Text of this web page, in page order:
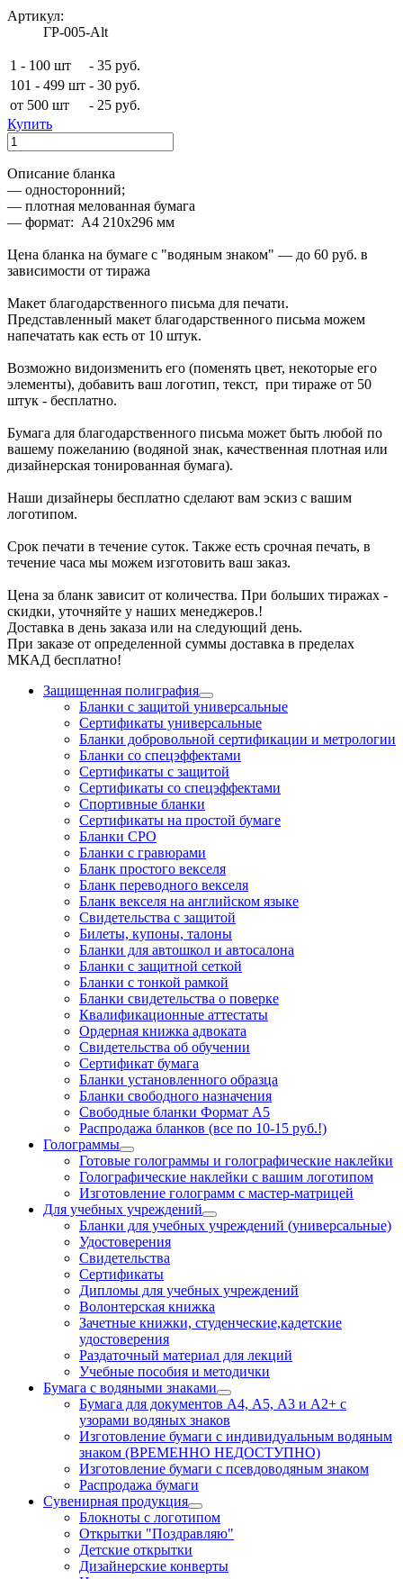
Артикул:
ГР-005-Alt
1 - 100 шт - 35 руб.
101 - 499 шт - 30 руб.
от 500 шт
- 25 руб.
Купить
Описание бланка
— односторонний ;
— плотная мелованная бумага
— формат: А4 210х296 мм
Цена бланка на бумаге с "водяным знаком" — до 60 руб. в
зависимости от тиража
Макет благодарственного письма для печати.
Представленный макет благодарственного письма можем
напечатать как есть от 10 штук.
Возможно видоизменить его (поменять цвет, некоторые его
элементы), добавить ваш логотип, текст, при тираже от 50
штук - бесплатно.
Бумага для благодарственного письма может быть любой по
вашему пожеланию (водяной знак, качественная плотная или
дизайнерская тонированная бумага).
Наши дизайнеры бесплатно сделают вам эскиз с вашим
логотипом.
Срок печати в течение суток. Также есть срочная печать, в
течение часа мы можем изготовить ваш заказ.
Цена за бланк зависит от количества. При больших тиражах -
скидки, уточняйте у наших менеджеров.!
Доставка в день заказа или на следующий день.
При заказе от определенной суммы доставка в пределах
МКАД бесплатно!
Защищенная полиграфия
Бланки с защитой универсальные
Сертификаты универсальные
Бланки добровольной сертификации и метрологии
Бланки со спецэффектами
Сертификаты с защитой
Сертификаты со спецэффектами
Спортивные бланки
Cертификаты на простой бумаге
Бланки СРО
Бланки с гравюрами
Бланк простого векселя
Бланк переводного векселя
Бланк векселя на английском языке
Свидетельства с защитой
Билеты, купоны, талоны
Бланки для автошкол и автосалона
Бланки с защитной сеткой
Бланки с тонкой рамкой
Бланки свидетельства о поверке
Квалификационные аттестаты
Ордерная книжка адвоката
Свидетельства об обучении
Сертификат бумага
Бланки установленного образца
Бланки свободного назначения
Свободные бланки Формат А5
Распродажа бланков (все по 10-15 руб.!)
Голограммы
Готовые голограммы и голографические наклейки
Голографические наклейки с вашим логотипом
Изготовление голограмм с мастер-матрицей
Для учебных учреждений
Бланки для учебных учреждений (универсальные)
Удостоверения
Свидетельства
Сертификаты
Дипломы для учебных учреждений
Волонтерская книжка
Зачетные книжки, студенческие,кадетские
удостоверения
Раздаточный материал для лекций
Учебные пособия и методички
Бумага с водяными знаками
Бумага для документов А4, А5, А3 и А2+ с
узорами водяных знаков
Изготовление бумаги с индивидуальным водяным
знаком (ВРЕМЕННО НЕДОСТУПНО)
Изготовление бумаги с псевдоводяным знаком
Распродажа бумаги
Сувенирная продукция
Блокноты с логотипом
Открытки "Поздравляю"
Детские открытки
Дизайнерские конверты